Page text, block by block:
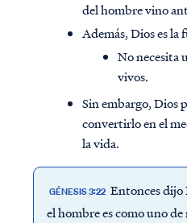
del hombre vino
Además, Dios es la
No necesita
vivos.
Sin embargo, Dios
convertirlo en el
la vida.
GÉNESIS 3:22 Entonces dijo
el hombre es como uno